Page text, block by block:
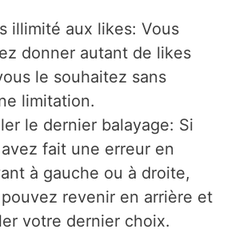
illimité aux likes: Vous
donner autant de likes
le souhaitez sans
limitation.
le dernier balayage: Si
fait une erreur en
à gauche ou à droite,
revenir en arrière et
votre dernier choix.